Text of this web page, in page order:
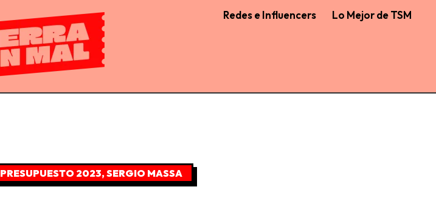
Redes e Influencers Lo Mejor de TSM
PRESUPUESTO 2023,SERGIO MASSA